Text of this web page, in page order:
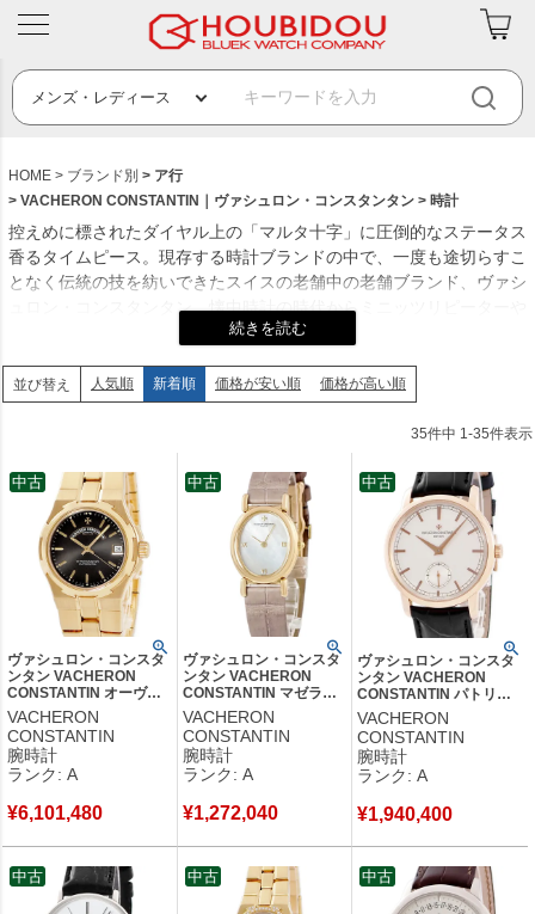
HOME ブランド別
ア行
VACHERON CONSTANTIN｜ヴァシュロン・コンスタンタン
時計
控えめに標されたダイヤル上の「マルタ十字」に圧倒的なステータス
香るタイムピース。現存する時計ブランドの中で、一度も途切らすこ
となく伝統の技を紡いできたスイスの老舗中の老舗ブランド、ヴァシ
ュロン・コンスタンタン。懐中時計の時代からミニッツリピーターや
永久カレンダーなど超複雑時計を得意とし、その高度な技術遺産は腕
デマ・ピゲ」とともに世界三大高級時計ブランドとして広く知られて
います。さらにクロノメーター規格を凌ぐ厳しい審査で知られる「ジ
ュネーブシール」規格を数多くのタイムピースで取得。まるで後戻り
せず回転し続ける時計の針のように、歴史を継承しつつも常に最高を
目指して進化し続けるマニュファクチュールブランドです。
創業年：1755年
発祥地：スイスのジュネーヴ
創業者：ジャン=マルク・ヴァシュロン
並び替え 人気順 新着順 価格が安い順 価格が高い順
35件中 1-35件表示
ヴァシュロン・コンスタ
ンタン VACHERON
CONSTANTIN オーヴァ
ーシーズ ミディアム
42050/423J K18YG無垢
デイト メンズ 腕時計自
動巻き グレー 【中古】
中古美品
VACHERON
CONSTANTIN
腕時計
ランク: A
¥6,101,480
中古
ヴァシュロン・コンスタ
ンタン VACHERON
CONSTANTIN マゼラン
10040/000J-7878
K18YG無垢 ホワイト シ
ェル オーバル レディー
ス 腕時計手巻き ホワイ
ト 【中古】中古美品
VACHERON
CONSTANTIN
腕時計
ランク: A
¥1,272,040
中古
ヴァシュロン・コンスタ
ンタン VACHERON
CONSTANTIN パトリモ
ニー トラディショナル
82172/000R-9382
K18PG無垢 シルバー メ
ンズ 腕時計手巻き シルバ
ー 【中古】中古美品
VACHERON
CONSTANTIN
腕時計
ランク: A
¥1,940,400
中古
中古 中古 中古